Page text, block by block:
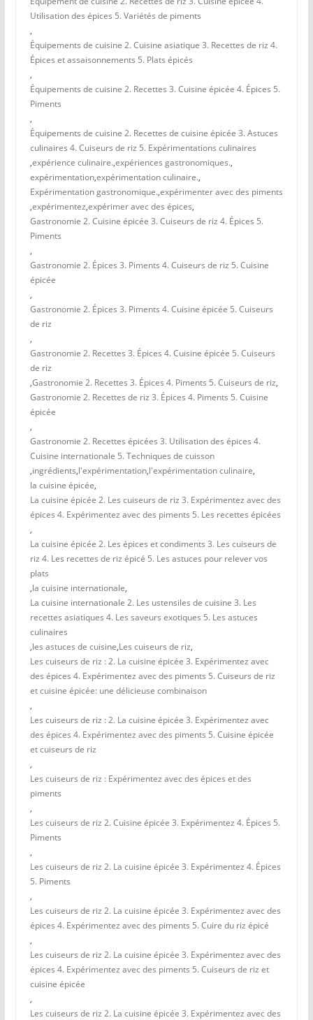
Utilisation des épices 5. Variétés de piments
,
Équipements de cuisine 2. Cuisine asiatique 3. Recettes de riz 4.
Épices et assaisonnements 5. Plats épicés
,
Équipements de cuisine 2. Recettes 3. Cuisine épicée 4. Épices 5.
Piments
,
Équipements de cuisine 2. Recettes de cuisine épicée 3. Astuces
culinaires 4. Cuiseurs de riz 5. Expérimentations culinaires
,expérience culinaire.,expériences gastronomiques.,
expérimentation,expérimentation culinaire.,
Expérimentation gastronomique.,expérimenter avec des piments
,expérimentez,expérimer avec des épices,
Gastronomie 2. Cuisine épicée 3. Cuiseurs de riz 4. Épices 5.
Piments
,
Gastronomie 2. Épices 3. Piments 4. Cuiseurs de riz 5. Cuisine
épicée
,
Gastronomie 2. Épices 3. Piments 4. Cuisine épicée 5. Cuiseurs
de riz
,
Gastronomie 2. Recettes 3. Épices 4. Cuisine épicée 5. Cuiseurs
de riz
,Gastronomie 2. Recettes 3. Épices 4. Piments 5. Cuiseurs de riz,
Gastronomie 2. Recettes de riz 3. Épices 4. Piments 5. Cuisine
épicée
,
Gastronomie 2. Recettes épicées 3. Utilisation des épices 4.
Cuisine internationale 5. Techniques de cuisson
,ingrédients,l'expérimentation,l'expérimentation culinaire,
la cuisine épicée,
La cuisine épicée 2. Les cuiseurs de riz 3. Expérimentez avec des
épices 4. Expérimentez avec des piments 5. Les recettes épicées
,
La cuisine épicée 2. Les épices et condiments 3. Les cuiseurs de
riz 4. Les recettes de riz épicé 5. Les astuces pour relever vos
plats
,la cuisine internationale,
La cuisine internationale 2. Les ustensiles de cuisine 3. Les
recettes asiatiques 4. Les saveurs exotiques 5. Les astuces
culinaires
,les astuces de cuisine,Les cuiseurs de riz,
Les cuiseurs de riz : 2. La cuisine épicée 3. Expérimentez avec
des épices 4. Expérimentez avec des piments 5. Cuiseurs de riz
et cuisine épicée: une délicieuse combinaison
,
Les cuiseurs de riz : 2. La cuisine épicée 3. Expérimentez avec
des épices 4. Expérimentez avec des piments 5. Cuisine épicée
et cuiseurs de riz
,
Les cuiseurs de riz : Expérimentez avec des épices et des
piments
,
Les cuiseurs de riz 2. Cuisine épicée 3. Expérimentez 4. Épices 5.
Piments
,
Les cuiseurs de riz 2. La cuisine épicée 3. Expérimentez 4. Épices
5. Piments
,
Les cuiseurs de riz 2. La cuisine épicée 3. Expérimentez avec des
épices 4. Expérimentez avec des piments 5. Cuire du riz épicé
,
Les cuiseurs de riz 2. La cuisine épicée 3. Expérimentez avec des
épices 4. Expérimentez avec des piments 5. Cuiseurs de riz et
cuisine épicée
,
Les cuiseurs de riz 2. La cuisine épicée 3. Expérimentez avec des